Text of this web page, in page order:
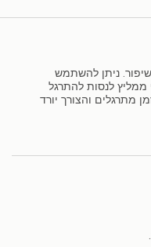
ניתן להשתמש
ממליץ לנסות להתרגל
מתרגלים והצורך יורד